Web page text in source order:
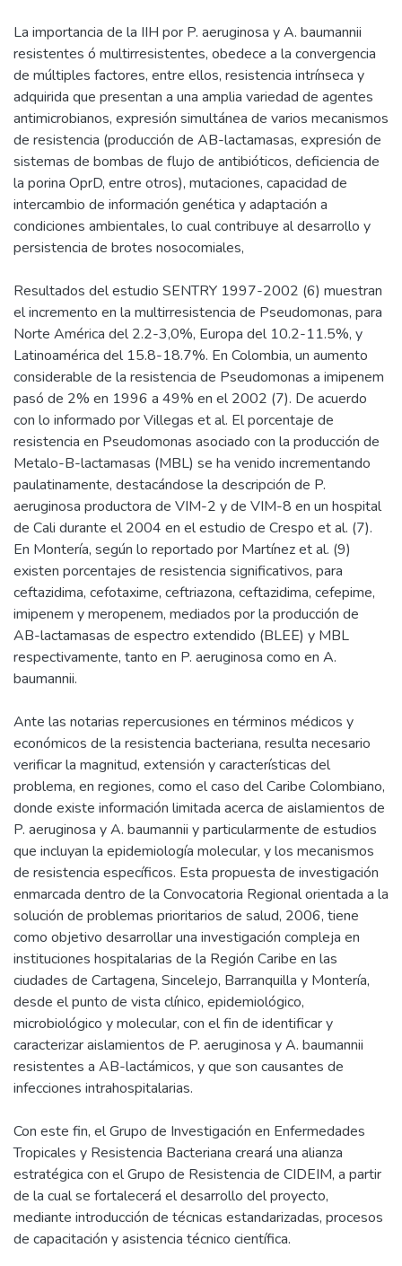
La importancia de la IIH por P. aeruginosa y A. baumannii
resistentes ó multirresistentes, obedece a la convergencia
de múltiples factores, entre ellos, resistencia intrínseca y
adquirida que presentan a una amplia variedad de agentes
antimicrobianos, expresión simultánea de varios mecanismos
de resistencia (producción de AB-lactamasas, expresión de
sistemas de bombas de flujo de antibióticos, deficiencia de
la porina OprD, entre otros), mutaciones, capacidad de
intercambio de información genética y adaptación a
condiciones ambientales, lo cual contribuye al desarrollo y
persistencia de brotes nosocomiales,
Resultados del estudio SENTRY 1997-2002 (6) muestran
el incremento en la multirresistencia de Pseudomonas, para
Norte América del 2.2-3,0%, Europa del 10.2-11.5%, y
Latinoamérica del 15.8-18.7%. En Colombia, un aumento
considerable de la resistencia de Pseudomonas a imipenem
pasó de 2% en 1996 a 49% en el 2002 (7). De acuerdo
con lo informado por Villegas et al. El porcentaje de
resistencia en Pseudomonas asociado con la producción de
Metalo-B-lactamasas (MBL) se ha venido incrementando
paulatinamente, destacándose la descripción de P.
aeruginosa productora de VIM-2 y de VIM-8 en un hospital
de Cali durante el 2004 en el estudio de Crespo et al. (7).
En Montería, según lo reportado por Martínez et al. (9)
existen porcentajes de resistencia significativos, para
ceftazidima, cefotaxime, ceftriazona, ceftazidima, cefepime,
imipenem y meropenem, mediados por la producción de
AB-lactamasas de espectro extendido (BLEE) y MBL
respectivamente, tanto en P. aeruginosa como en A.
baumannii.
Ante las notarias repercusiones en términos médicos y
económicos de la resistencia bacteriana, resulta necesario
verificar la magnitud, extensión y características del
problema, en regiones, como el caso del Caribe Colombiano,
donde existe información limitada acerca de aislamientos de
P. aeruginosa y A. baumannii y particularmente de estudios
que incluyan la epidemiología molecular, y los mecanismos
de resistencia específicos. Esta propuesta de investigación
enmarcada dentro de la Convocatoria Regional orientada a la
solución de problemas prioritarios de salud, 2006, tiene
como objetivo desarrollar una investigación compleja en
instituciones hospitalarias de la Región Caribe en las
ciudades de Cartagena, Sincelejo, Barranquilla y Montería,
desde el punto de vista clínico, epidemiológico,
microbiológico y molecular, con el fin de identificar y
caracterizar aislamientos de P. aeruginosa y A. baumannii
resistentes a AB-lactámicos, y que son causantes de
infecciones intrahospitalarias.
Con este fin, el Grupo de Investigación en Enfermedades
Tropicales y Resistencia Bacteriana creará una alianza
estratégica con el Grupo de Resistencia de CIDEIM, a partir
de la cual se fortalecerá el desarrollo del proyecto,
mediante introducción de técnicas estandarizadas, procesos
de capacitación y asistencia técnico científica.